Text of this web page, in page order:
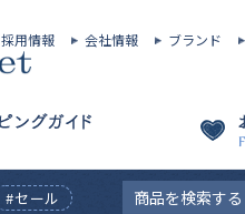
採用情報 会社情報 ブランド
#セール